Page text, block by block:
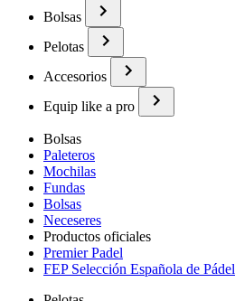
Bolsas
Pelotas
Accesorios
Equip like a pro
Bolsas
Paleteros
Mochilas
Fundas
Bolsas
Neceseres
Productos oficiales
Premier Padel
FEP Selección Española de Pádel